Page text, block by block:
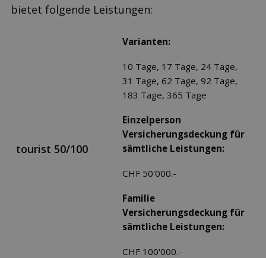
bietet folgende Leistungen:
tourist 50/100
Varianten:
10 Tage, 17 Tage, 24 Tage,
31 Tage, 62 Tage, 92 Tage,
183 Tage, 365 Tage
Einzelperson
Versicherungsdeckung für
sämtliche Leistungen:
CHF 50'000.-
Familie
Versicherungsdeckung für
sämtliche Leistungen:
CHF 100'000.-